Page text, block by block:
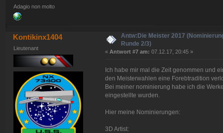
Adagio non molto
Kontikinx1404
Lieutenant
Antw:Die Meister 2017
Runde 2/3)
« Antwort #7 am: 07.12.17, 20:45 »
Ich habe mir mal die Zeit genommen und
den Meisterwahlen eine Forebtradition
Bei meiner nominierung habe ich die
eingestellte wurden.
Hier meine Nominierungen:
3D Artist: